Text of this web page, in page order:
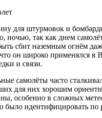
для штурмовок и
ночью, так как днем
сбит наземным огнём
он широко применялся
и связи.
самолёты часто
для них хорошим
особенно в сложных
идентифицировать по